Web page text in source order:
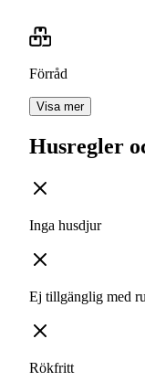
Förråd
Visa mer
Husregler
Inga husdjur
Ej tillgänglig med
Rökfritt